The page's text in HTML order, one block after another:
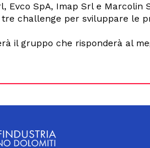
Evco SpA, Imap Srl e
challenge per sviluppare le
il gruppo che risponderà al